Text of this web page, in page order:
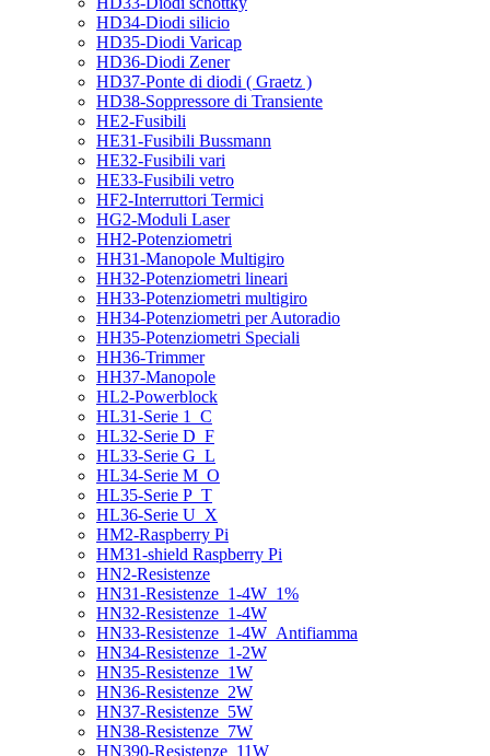
HD34-Diodi silicio
HD35-Diodi Varicap
HD36-Diodi Zener
HD37-Ponte di diodi ( Graetz )
HD38-Soppressore di Transiente
HE2-Fusibili
HE31-Fusibili Bussmann
HE32-Fusibili vari
HE33-Fusibili vetro
HF2-Interruttori Termici
HG2-Moduli Laser
HH2-Potenziometri
HH31-Manopole Multigiro
HH32-Potenziometri lineari
HH33-Potenziometri multigiro
HH34-Potenziometri per Autoradio
HH35-Potenziometri Speciali
HH36-Trimmer
HH37-Manopole
HL2-Powerblock
HL31-Serie 1_C
HL32-Serie D_F
HL33-Serie G_L
HL34-Serie M_O
HL35-Serie P_T
HL36-Serie U_X
HM2-Raspberry Pi
HM31-shield Raspberry Pi
HN2-Resistenze
HN31-Resistenze_1-4W_1%
HN32-Resistenze_1-4W
HN33-Resistenze_1-4W_Antifiamma
HN34-Resistenze_1-2W
HN35-Resistenze_1W
HN36-Resistenze_2W
HN37-Resistenze_5W
HN38-Resistenze_7W
HN390-Resistenze_11W